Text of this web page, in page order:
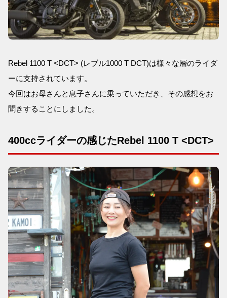
Rebel 1100 T <DCT> (レブル1000 T DCT)は様々な層のライダ
ーに支持されています。
今回はお母さんと息子さんに乗っていただき、その感想をお
聞きすることにしました。
400ccライダーの感じたRebel 1100 T <DCT>